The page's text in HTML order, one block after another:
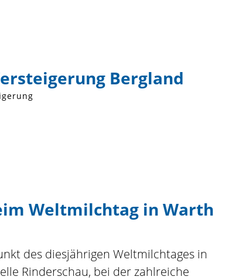
Bergland
Weltmilchtag in Warth
des diesjährigen Weltmilchtages in
Rinderschau, bei der zahlreiche